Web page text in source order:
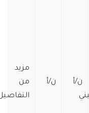
ن/أ ن/أ
مزيد
من